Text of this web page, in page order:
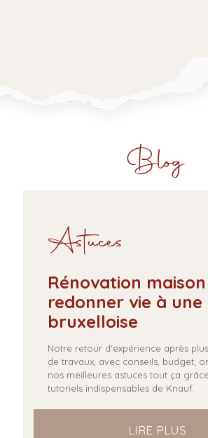
Blog
Astuces
Rénovation maison
redonner vie à une
bruxelloise
Notre retour d'expérience après
de travaux, avec conseils, budget,
nos meilleures astuces tout ça
tutoriels indispensables de Knauf.
LIRE PLUS